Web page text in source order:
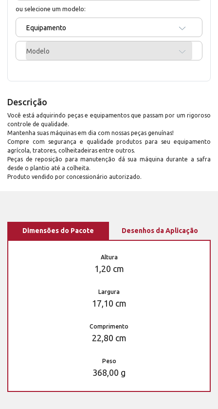
ou selecione um modelo:
Equipamento
Modelo
Descrição
Você está adquirindo peças e equipamentos que passam por um rigoroso
controle de qualidade.
Mantenha suas máquinas em dia com nossas peças genuínas!
Compre com segurança e qualidade produtos para seu equipamento
agrícola, tratores, colheitadeiras entre outros.
Peças de reposição para manutenção dá sua máquina durante a safra
desde o plantio até a colheita.
Produto vendido por concessionário autorizado.
Dimensões do Pacote Desenhos da Aplicação
Altura
1,20 cm
Largura
17,10 cm
Comprimento
22,80 cm
Peso
368,00 g